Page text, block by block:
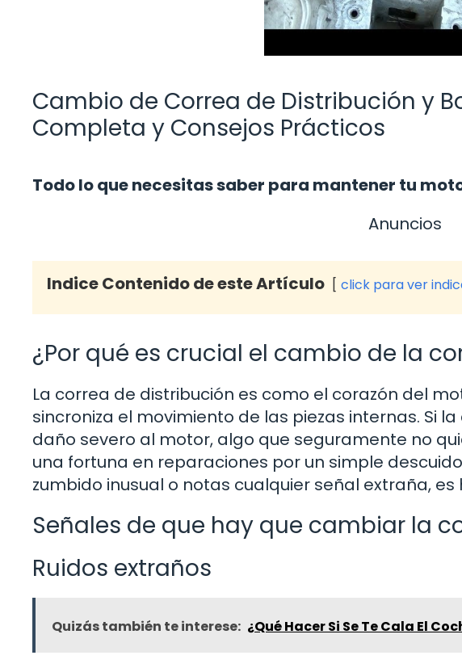
Cambio de Correa de Distribución y
Completa y Consejos Prácticos
Todo lo que necesitas saber para mantener tu
Anuncios
Indice Contenido de este Artículo click para ver
¿Por qué es crucial el cambio de la
La correa de distribución es como el corazón del
sincroniza el movimiento de las piezas internas. Si
daño severo al motor, algo que seguramente no
una fortuna en reparaciones por un simple
zumbido inusual o notas cualquier señal extraña,
Señales de que hay que cambiar la
Ruidos extraños
Quizás también te interese: ¿Qué Hacer Si Se Te Cala El